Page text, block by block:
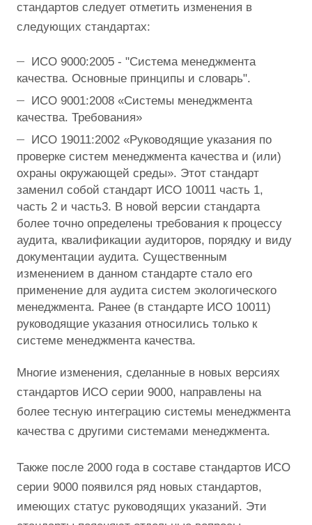
стандартов следует отметить изменения в
следующих стандартах:
ИСО 9000:2005 - "Система менеджмента
качества. Основные принципы и словарь".
ИСО 9001:2008 «Системы менеджмента
качества. Требования»
ИСО 19011:2002 «Руководящие указания по
проверке систем менеджмента качества и (или)
охраны окружающей среды». Этот стандарт
заменил собой стандарт ИСО 10011 часть 1,
часть 2 и часть3. В новой версии стандарта
более точно определены требования к процессу
аудита, квалификации аудиторов, порядку и виду
документации аудита. Существенным
изменением в данном стандарте стало его
применение для аудита систем экологического
менеджмента. Ранее (в стандарте ИСО 10011)
руководящие указания относились только к
системе менеджмента качества.
Многие изменения, сделанные в новых версиях
стандартов ИСО серии 9000, направлены на
более тесную интеграцию системы менеджмента
качества с другими системами менеджмента.
Также после 2000 года в составе стандартов ИСО
серии 9000 появился ряд новых стандартов,
имеющих статус руководящих указаний. Эти